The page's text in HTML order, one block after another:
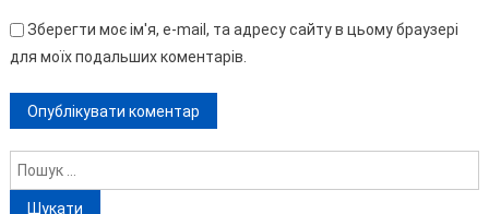
Зберегти моє ім'я, e-mail, та адресу сайту в цьому браузері
для моїх подальших коментарів.
Пошук: